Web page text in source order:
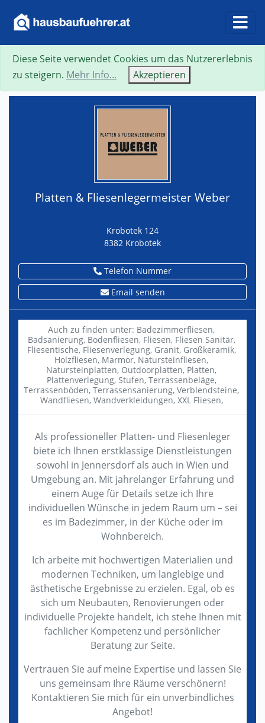
Suche Neue Suche Zurück
Platten & Fliesenlegermeister Weber
Krobotek 124
8382 Krobotek
Telefon Nummer
Email senden
Auch zu finden unter: Badezimmerfliesen,
Badsanierung, Bodenfliesen, Fliesen, Fliesen Sanitär,
Fliesentische, Fliesenverlegung, Granit, Großkeramik,
Holzfliesen, Marmor, Natursteinfliesen,
Natursteinplatten, Outdoorplatten, Platten,
Plattenverlegung, Stufen, Terrassenbeläge,
Terrassenböden, Terrassensanierung, Verblendsteine,
Wandfliesen, Wandverkleidungen, XXL Fliesen,
Als professioneller Platten- und Fliesenleger
biete ich Ihnen erstklassige Dienstleistungen
sowohl in Jennersdorf als auch in Wien und
Umgebung an. Mit jahrelanger Erfahrung und
einem Auge für Details setze ich Ihre
individuellen Wünsche in jedem Raum um – sei
es im Badezimmer, in der Küche oder im
Wohnbereich.
Ich arbeite mit hochwertigen Materialien und
modernen Techniken, um langlebige und
ästhetische Ergebnisse zu erzielen. Egal, ob es
sich um Neubauten, Renovierungen oder
individuelle Projekte handelt, ich stehe Ihnen mit
fachlicher Kompetenz und persönlicher
Beratung zur Seite.
Vertrauen Sie auf meine Expertise und lassen Sie
uns gemeinsam Ihre Räume verschönern!
Kontaktieren Sie mich für ein unverbindliches
Angebot!
Diese Seite verwendet Cookies um das Nutzererlebnis
zu steigern. Mehr Info... Akzeptieren